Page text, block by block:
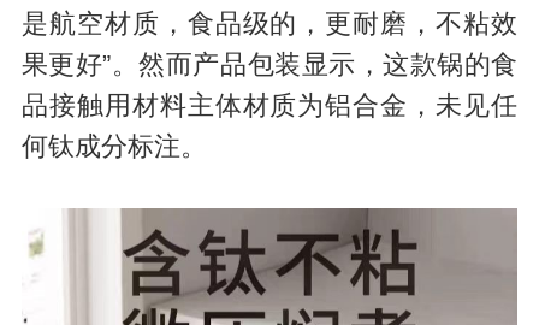
是航空材质，食品级的，更耐磨，不粘效
果更好”。然而产品包装显示，这款锅的食
品接触用材料主体材质为铝合金，未见任
何钛成分标注。